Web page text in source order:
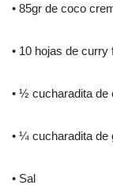
• 85gr de coco
• 10 hojas de
• ½ cucharadita de
• ¼ cucharadita de
• Sal